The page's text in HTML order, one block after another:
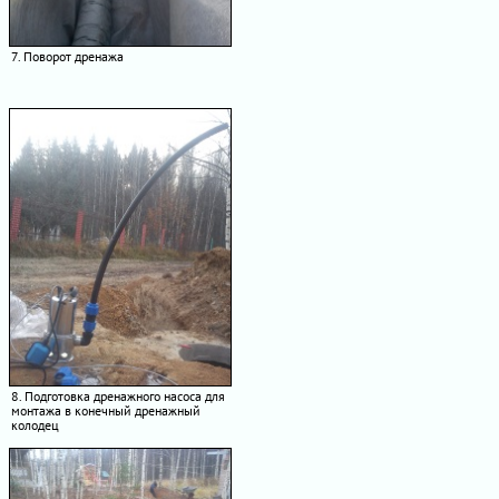
7. Поворот дренажа
8. Подготовка дренажного насоса для
монтажа в конечный дренажный
колодец